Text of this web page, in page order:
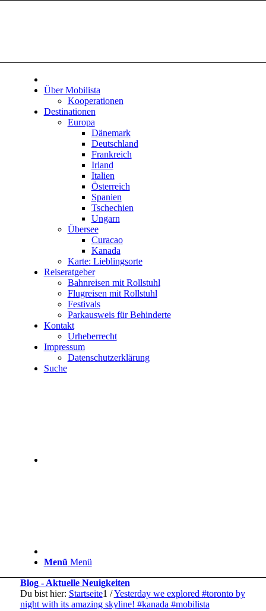
Über Mobilista
Kooperationen
Destinationen
Europa
Dänemark
Deutschland
Frankreich
Irland
Italien
Österreich
Spanien
Tschechien
Ungarn
Übersee
Curacao
Kanada
Karte: Lieblingsorte
Reiseratgeber
Bahnreisen mit Rollstuhl
Flugreisen mit Rollstuhl
Festivals
Parkausweis für Behinderte
Kontakt
Urheberrecht
Impressum
Datenschutzerklärung
Suche
Menü Menü
Blog - Aktuelle Neuigkeiten
Du bist hier: Startseite1 / Yesterday we explored #toronto by
night with its amazing skyline! #kanada #mobilista